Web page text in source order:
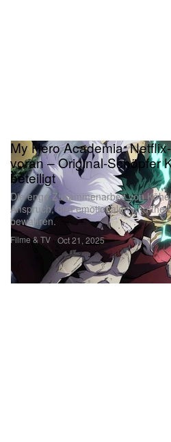
Filme & TV
My Hero Academia:
voran – Original-Schöpfer
beteiligt
Die enge Zusammenarbeit von
Anspruch, den emotionalen und
bewahren.
Oct 21, 2025